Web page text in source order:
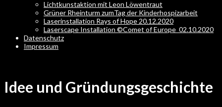
Lichtkunstaktion mit Leon Löwentraut
Grüner Rheinturm zumTag der Kinderhospizarbeit
Laserinstallation Rays of Hope 20.12.2020
Laserscape Installation ©Comet of Europe_02.10.2020
Datenschutz
Impressum
Idee und Gründungsgeschichte